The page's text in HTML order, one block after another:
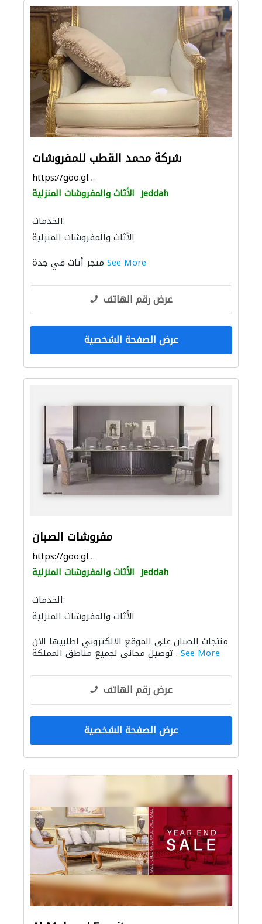
شركة محمد القطب للمفروشات
https://goo.gl/maps/K8g1rnJjJiuvbuUh9
الأثاث والمفروشات المنزلية Jeddah
الخدمات:
الأثاث والمفروشات المنزلية
See More
عرض رقم الهاتف
عرض الصفحة الشخصية
مفروشات الصبان
https://goo.gl/maps/xEDuBFLq2k545iyA8
الأثاث والمفروشات المنزلية Jeddah
الخدمات:
الأثاث والمفروشات المنزلية
منتجات الصبان على الموقع الالكتروني اطلبيها الان
See More
عرض رقم الهاتف
عرض الصفحة الشخصية